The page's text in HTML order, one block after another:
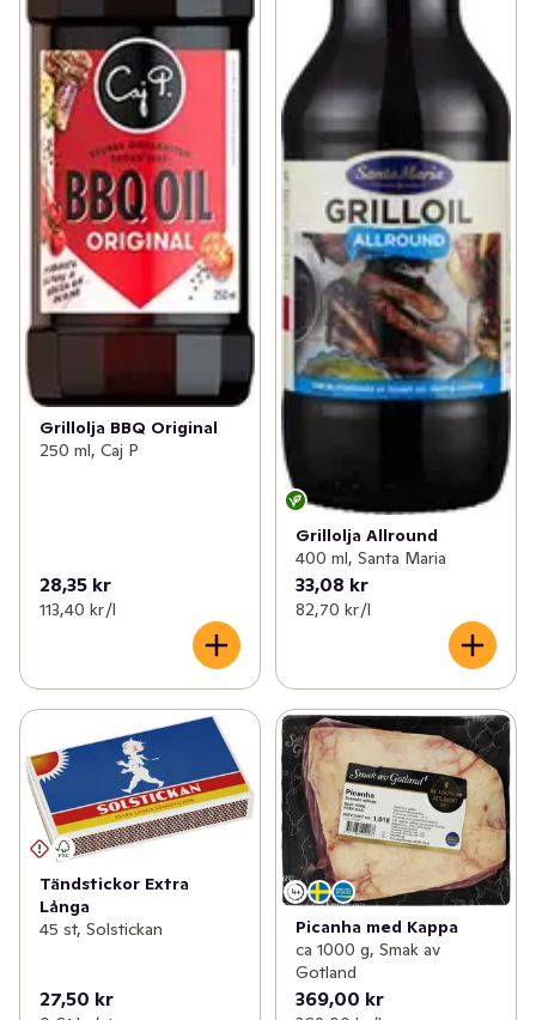
Grillolja BBQ Original
250 ml, Caj P
28,35 kr
113,40 kr /l
Grillolja Allround
400 ml, Santa Maria
33,08 kr
82,70 kr /l
Tändstickor Extra
Långa
45 st, Solstickan
27,50 kr
Picanha med Kappa
ca 1000 g, Smak av
Gotland
369,00 kr